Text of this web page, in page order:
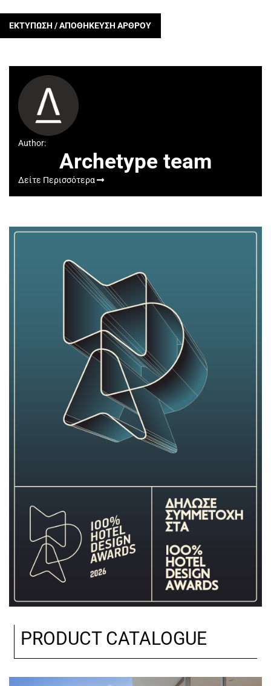
ΕΚΤΥΠΩΣΗ / ΑΠΟΘΗΚΕΥΣΗ ΑΡΘΡΟΥ
Author:
Archetype team
Δείτε Περισσότερα
PRODUCT CATALOGUE